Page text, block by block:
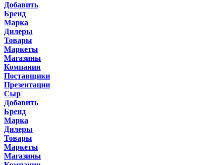
Добавить
Бренд
Марка
Дилеры
Товары
Маркеты
Магазины
Компании
Поставщики
Презентации
Сыр
Добавить
Бренд
Марка
Дилеры
Товары
Маркеты
Магазины